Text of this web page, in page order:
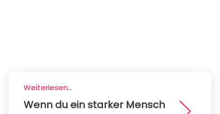
Weiterlesen...
Wenn du ein starker Mensch